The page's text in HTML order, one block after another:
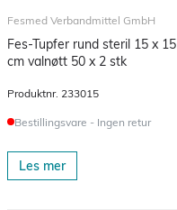
Fesmed Verbandmittel GmbH
Fes-Tupfer rund steril 15 x 15
cm valnøtt 50 x 2 stk
Produktnr. 233015
Bestillingsvare - Ingen retur
Les mer